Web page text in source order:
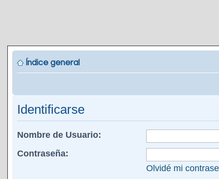
Índice general
Identificarse
Nombre de Usuario:
Contraseña:
Olvidé mi